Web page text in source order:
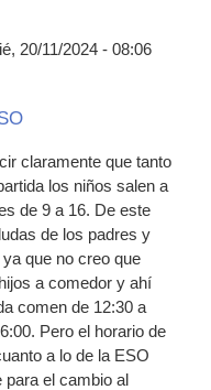
20/11/2024 - 08:06
claramente que tanto
los niños salen a
de 9 a 16. De este
de los padres y
que no creo que
a comedor y ahí
comen de 12:30 a
Pero el horario de
a lo de la ESO
para el cambio al